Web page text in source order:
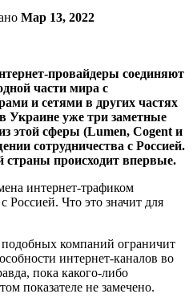
Мар 13, 2022
провайдеры соединяют
части мира с
и сетями в других частях
Украине уже три заметные
этой сферы (Lumen, Cogent и
сотрудничества с Россией.
происходит впервые.
подобных компаний ограничит
интернет-каналов во
пока какого-либо
показателе не замечено.